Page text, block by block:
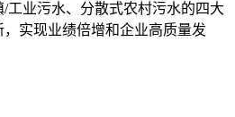
工业污水、分散式农村污水的四大
实现业绩倍增和企业高质量发